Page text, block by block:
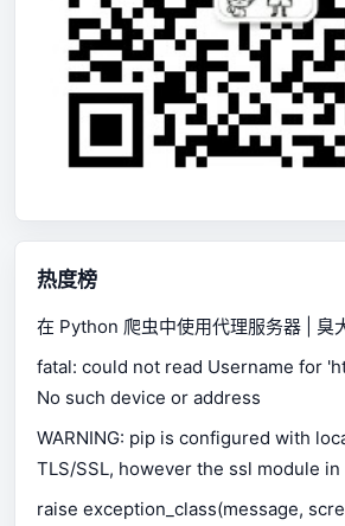
热度榜
在 Python 爬虫中使用代理服务器 |
fatal: could not read Username for
No such device or address
WARNING: pip is configured with
TLS/SSL, however the ssl module
available.
raise exception_class(message,